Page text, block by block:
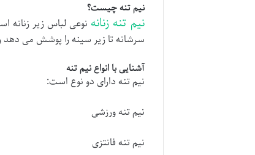
نیم تنه چیست؟
نیم تنه زنانه نوعی لباس زیر زنانه
سرشانه تا زیر سینه را پوشش می
آشنایی با انواع نیم تنه
نیم تنه دارای دو نوع است:
نیم تنه ورزشی
نیم تنه فانتزی